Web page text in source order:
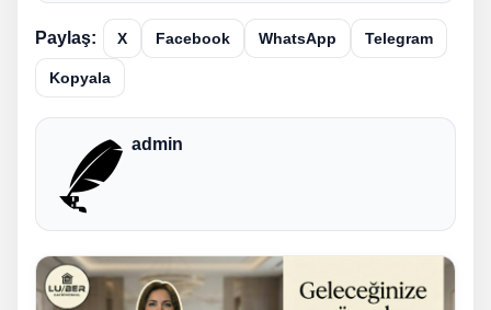
Paylaş: X Facebook WhatsApp Telegram
Kopyala
admin